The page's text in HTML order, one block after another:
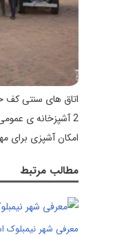
2 آشپزخانه ی
امکان آشپزی برای
مطالب مرتبط
معرفی شهر نیمبلوک